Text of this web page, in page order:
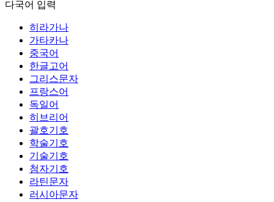
다국어 입력
히라가나
가타카나
중국어
한글고어
그리스문자
프랑스어
독일어
히브리어
괄호기호
학술기호
기술기호
첨자기호
라틴문자
러시아문자